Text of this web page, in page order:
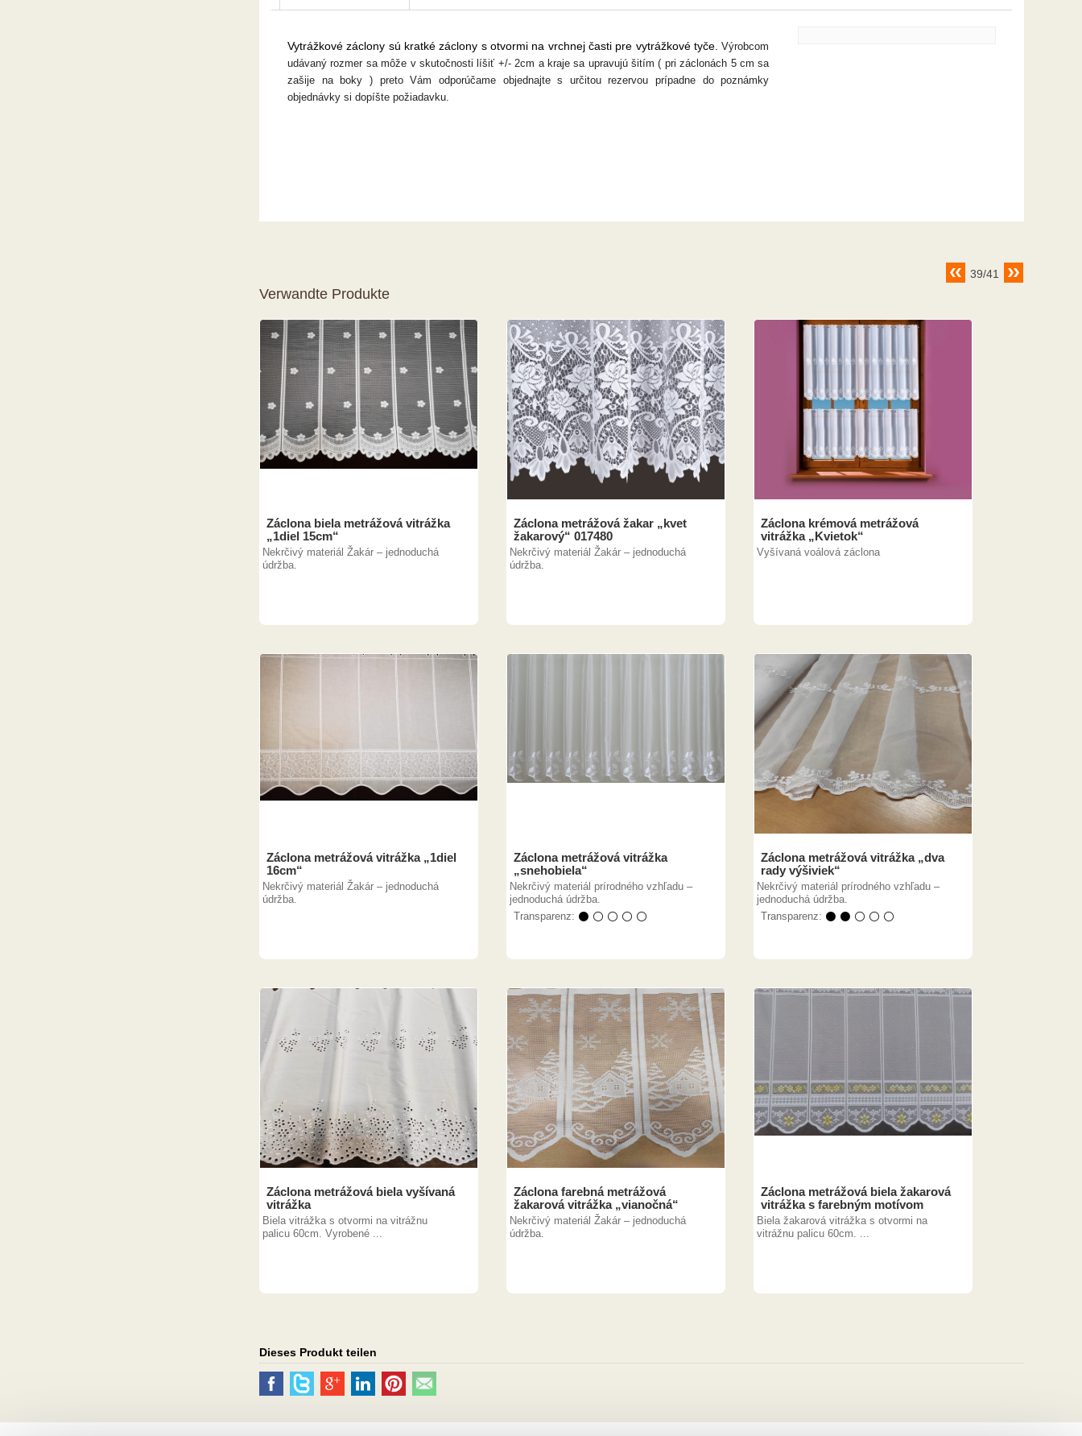
Vytrážkové záclony sú kratké záclony s otvormi na vrchnej časti pre vytrážkové tyče.Výrobcom
udávaný rozmer sa môže v skutočnosti líšiť +/- 2cm a kraje sa upravujú šitím ( pri záclonách 5 cm sa
zašije na boky ) preto Vám odporúčame objednajte s určitou rezervou prípadne do poznámky
objednávky si dopíšte požiadavku.
39/41
Verwandte Produkte
Záclona biela metrážová vitrážka
„1diel 15cm“
Nekrčivý materiál Žakár – jednoduchá
údržba.
Záclona metrážová žakar „kvet
žakarový“ 017480
Nekrčivý materiál Žakár – jednoduchá
údržba.
Záclona krémová metrážová
vitrážka „Kvietok“
Vyšívaná voálová záclona
Záclona metrážová vitrážka „1diel
16cm“
Nekrčivý materiál Žakár – jednoduchá
údržba.
Záclona metrážová vitrážka
„snehobiela“
Nekrčivý materiál prírodného vzhľadu –
jednoduchá údržba.
Transparenz: ⚫ ⚪ ⚪ ⚪ ⚪
Záclona metrážová vitrážka „dva
rady výšiviek“
Nekrčivý materiál prírodného vzhľadu –
jednoduchá údržba.
Transparenz: ⚫ ⚫ ⚪ ⚪ ⚪
Záclona metrážová biela vyšívaná
vitrážka
Biela vitrážka s otvormi na vitrážnu
palicu 60cm. Vyrobené ...
Záclona farebná metrážová
žakarová vitrážka „vianočná“
Nekrčivý materiál Žakár – jednoduchá
údržba.
Záclona metrážová biela žakarová
vitrážka s farebným motívom
Biela žakarová vitrážka s otvormi na
vitrážnu palicu 60cm. ...
Dieses Produkt teilen